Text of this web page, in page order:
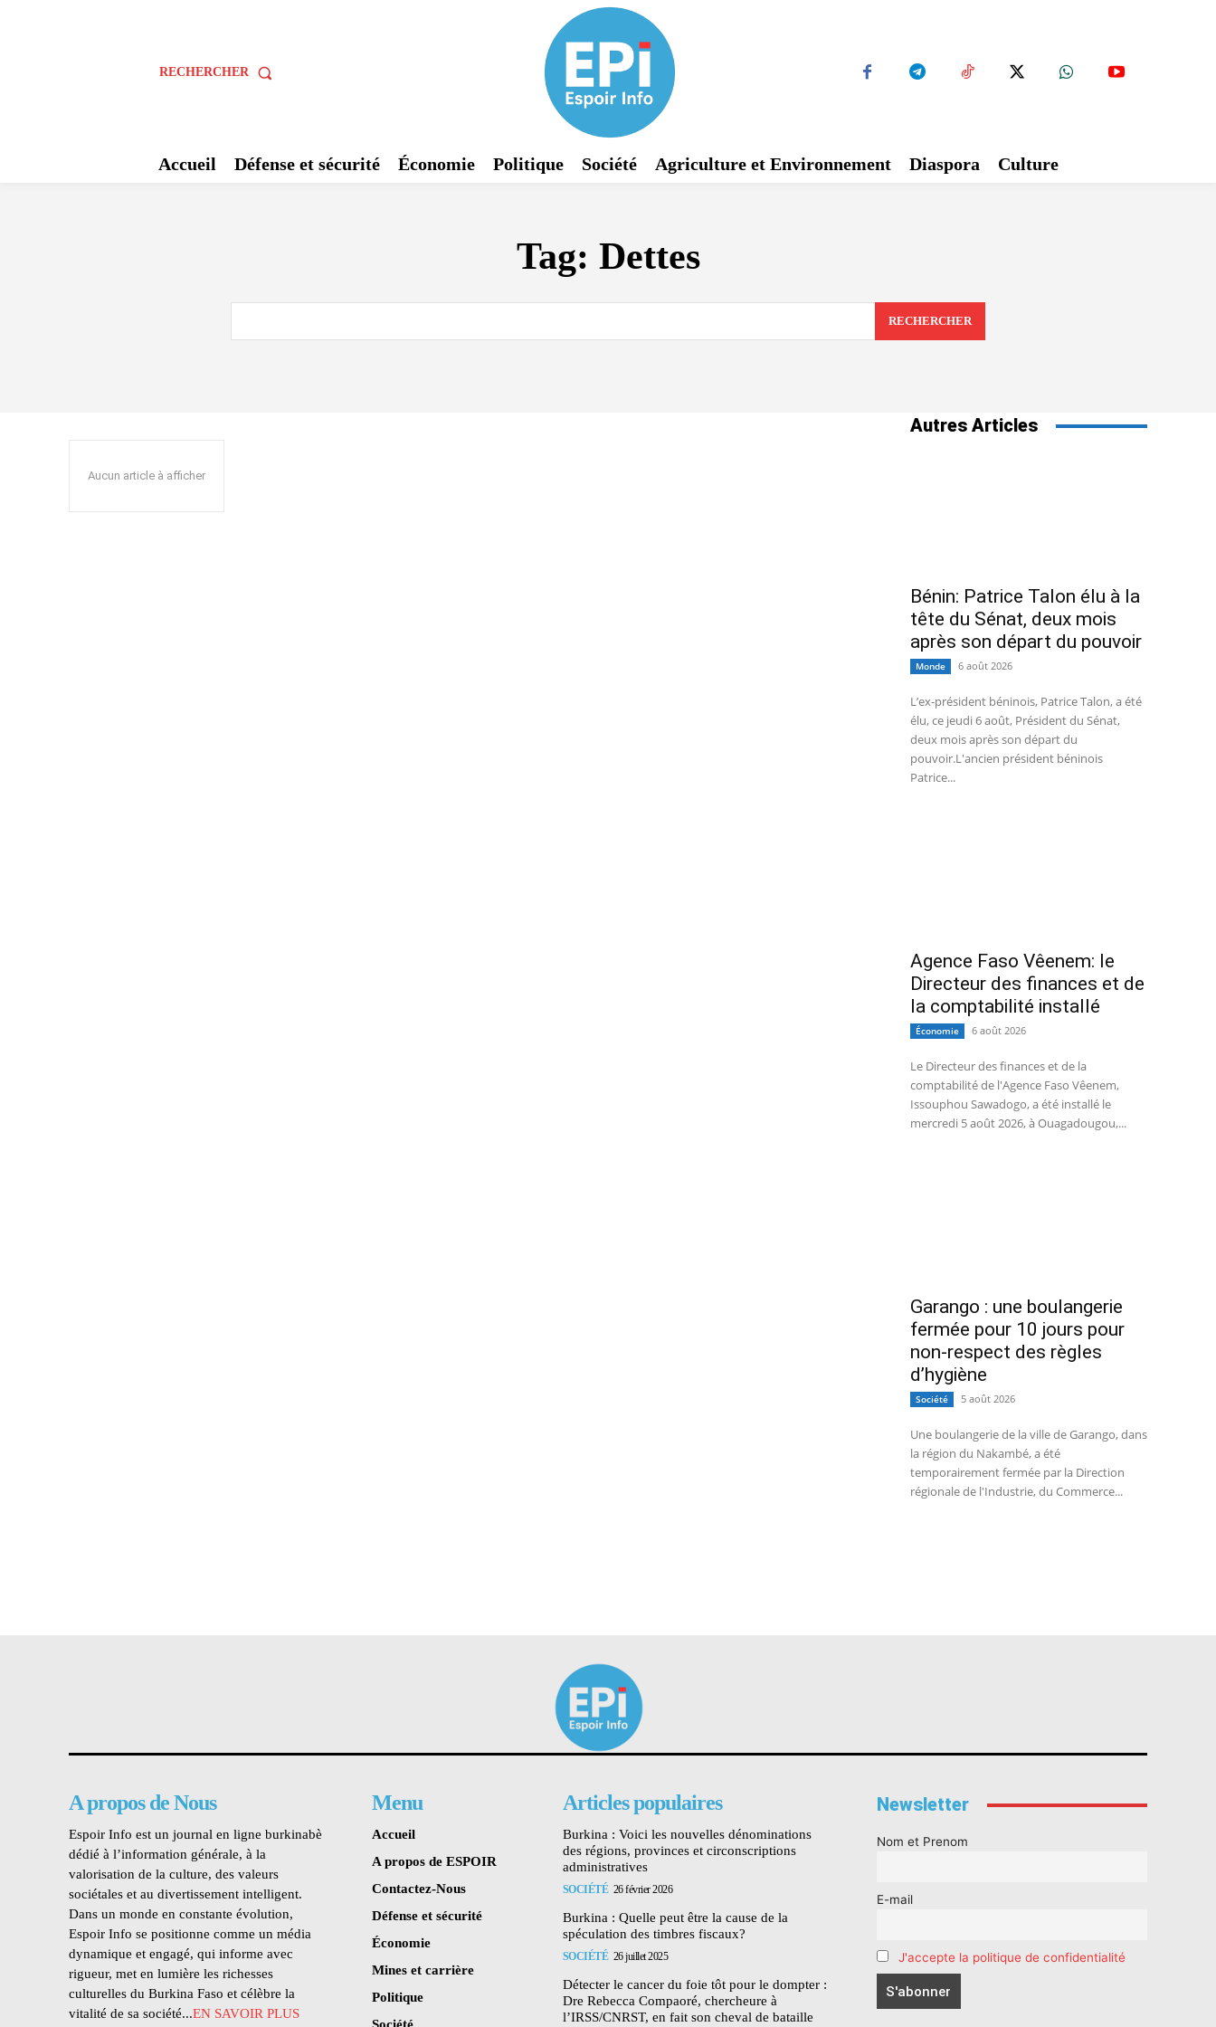
RECHERCHER
Accueil Défense et sécurité Économie Politique Société Agriculture et Environnement Diaspora Culture
Tag: Dettes
RECHERCHER
Aucun article à afficher
Autres Articles
Bénin: Patrice Talon élu à la
tête du Sénat, deux mois
après son départ du pouvoir
Monde 6 août 2026
L’ex-président béninois, Patrice Talon, a été
élu, ce jeudi 6 août, Président du Sénat,
deux mois après son départ du
pouvoir.L'ancien président béninois
Patrice...
Agence Faso Vêenem: le
Directeur des finances et de
la comptabilité installé
Économie 6 août 2026
Le Directeur des finances et de la
comptabilité de l'Agence Faso Vêenem,
Issouphou Sawadogo, a été installé le
mercredi 5 août 2026, à Ouagadougou,...
Garango : une boulangerie
fermée pour 10 jours pour
non-respect des règles
d’hygiène
Société 5 août 2026
Une boulangerie de la ville de Garango, dans
la région du Nakambé, a été
temporairement fermée par la Direction
régionale de l'Industrie, du Commerce...
A propos de Nous
Espoir Info est un journal en ligne burkinabè
dédié à l’information générale, à la
valorisation de la culture, des valeurs
sociétales et au divertissement intelligent.
Dans un monde en constante évolution,
Espoir Info se positionne comme un média
dynamique et engagé, qui informe avec
rigueur, met en lumière les richesses
culturelles du Burkina Faso et célèbre la
vitalité de sa société...EN SAVOIR PLUS
Menu
Accueil
A propos de ESPOIR
Contactez-Nous
Défense et sécurité
Économie
Mines et carrière
Politique
Articles populaires
Burkina : Voici les nouvelles dénominations
des régions, provinces et circonscriptions
administratives
SOCIÉTÉ 26 février 2026
Burkina : Quelle peut être la cause de la
spéculation des timbres fiscaux?
SOCIÉTÉ 26 juillet 2025
Détecter le cancer du foie tôt pour le dompter :
Dre Rebecca Compaoré, chercheure à
l’IRSS/CNRST, en fait son cheval de bataille
Newsletter
Nom et Prenom
E-mail
J'accepte la politique de confidentialité